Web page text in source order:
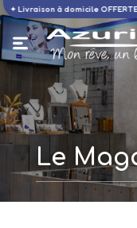
✦ Livraison à
Le